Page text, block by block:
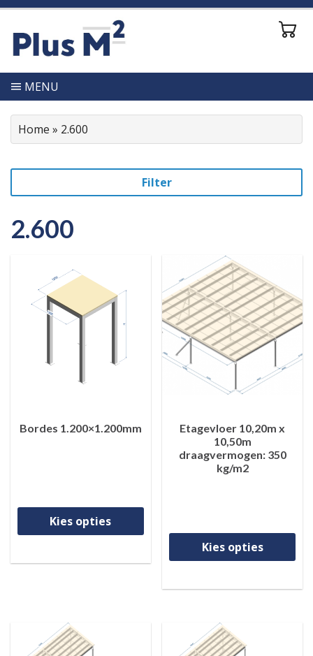
MENU
Home » 2.600
Filter
2.600
Bordes 1.200×1.200mm
Kies opties
Etagevloer 10,20m x
10,50m
draagvermogen: 350
kg/m2
Kies opties